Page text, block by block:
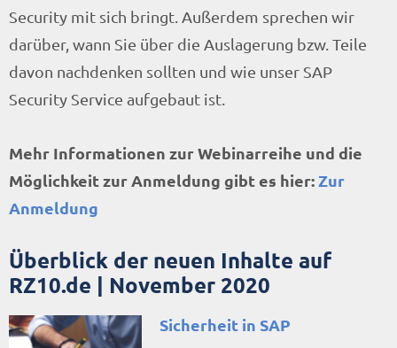
Security mit sich bringt. Außerdem sprechen wir
darüber, wann Sie über die Auslagerung bzw. Teile
davon nachdenken sollten und wie unser SAP
Security Service aufgebaut ist.
Mehr Informationen zur Webinarreihe und die
Möglichkeit zur Anmeldung gibt es hier:Zur
Anmeldung
Überblick der neuen Inhalte auf
RZ10.de | November 2020
Sicherheit in SAP